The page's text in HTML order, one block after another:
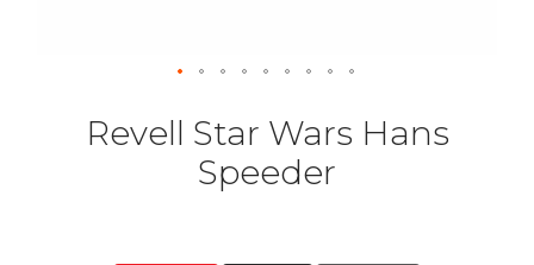
Revell Star Wars Hans
Speeder